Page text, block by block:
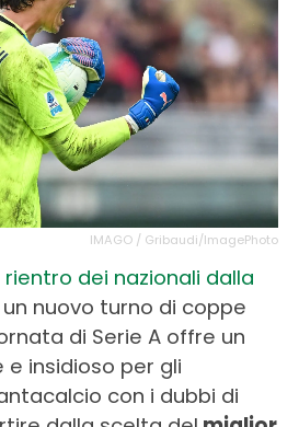
IMAGO / Gribaudi/ImagePhoto
rientro dei nazionali dalla
nuovo turno di coppe
di Serie A offre un
insidioso per gli
con i dubbi di